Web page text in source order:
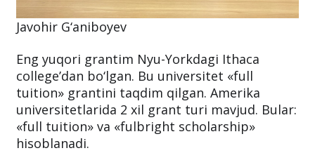
Javohir G‘aniboyev
Eng yuqori grantim Nyu-Yorkdagi Ithaca
college’dan bo‘lgan. Bu universitet «full
tuition» grantini taqdim qilgan. Amerika
universitetlarida 2 xil grant turi mavjud. Bular:
«full tuition» va «fulbright scholarship»
hisoblanadi.